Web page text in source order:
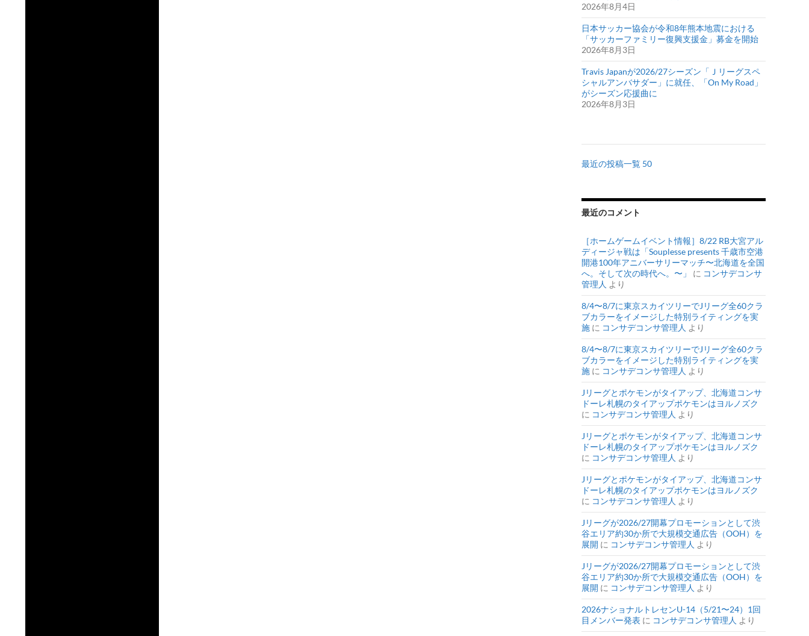
2026年8月4日
日本サッカー協会が令和8年熊本地震における
「サッカーファミリー復興支援金」募金を開始
2026年8月3日
Travis Japanが2026/27シーズン「Ｊリーグスペ
シャルアンバサダー」に就任、「On My Road」
がシーズン応援曲に
2026年8月3日
最近の投稿一覧 50
最近のコメント
［ホームゲームイベント情報］8/22 RB大宮アル
ディージャ戦は「Souplesse presents 千歳市空港
開港100年アニバーサリーマッチ〜北海道を全国
へ。そして次の時代へ。〜」
に コンサデコンサ
管理人 より
8/4〜8/7に東京スカイツリーでJリーグ全60クラ
ブカラーをイメージした特別ライティングを実
施 に コンサデコンサ管理人 より
8/4〜8/7に東京スカイツリーでJリーグ全60クラ
ブカラーをイメージした特別ライティングを実
施 に コンサデコンサ管理人 より
Jリーグとポケモンがタイアップ、北海道コンサ
ドーレ札幌のタイアップポケモンはヨルノズク
に コンサデコンサ管理人 より
Jリーグとポケモンがタイアップ、北海道コンサ
ドーレ札幌のタイアップポケモンはヨルノズク
に コンサデコンサ管理人 より
Jリーグとポケモンがタイアップ、北海道コンサ
ドーレ札幌のタイアップポケモンはヨルノズク
に コンサデコンサ管理人 より
Jリーグが2026/27開幕プロモーションとして渋
谷エリア約30か所で大規模交通広告（OOH）を
展開 に コンサデコンサ管理人 より
Jリーグが2026/27開幕プロモーションとして渋
谷エリア約30か所で大規模交通広告（OOH）を
展開 に コンサデコンサ管理人 より
2026ナショナルトレセンU-14（5/21〜24）1回
目メンバー発表 に コンサデコンサ管理人 より